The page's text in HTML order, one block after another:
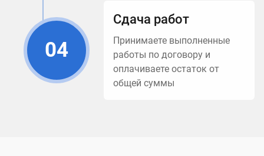
04
Сдача работ
Принимаете выполненные
работы по договору и
оплачиваете остаток от
общей суммы